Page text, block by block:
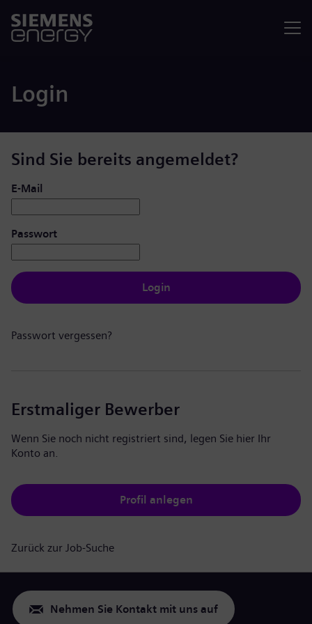
Login
Sind Sie bereits angemeldet?
Login: Benutzer und Passwort
E-Mail
Passwort
Login
Passwort vergessen?
Erstmaliger Bewerber
Wenn Sie noch nicht registriert sind, legen Sie hier Ihr
Konto an.
Profil anlegen
Zurück zur Job-Suche
Nehmen Sie Kontakt mit uns auf